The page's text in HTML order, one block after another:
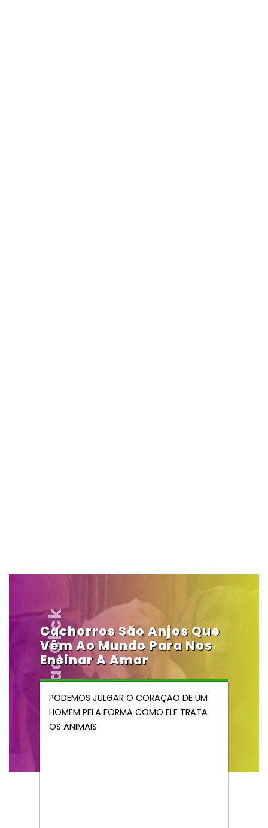
Vendocao.click
Cachorros São Anjos Que
Vêm Ao Mundo Para Nos
Ensinar A Amar
PODEMOS JULGAR O CORAÇÃO DE UM
HOMEM PELA FORMA COMO ELE TRATA
OS ANIMAIS